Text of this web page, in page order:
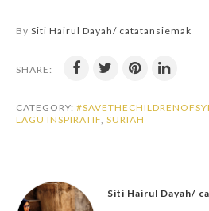
By Siti Hairul Dayah/ catatansiemak
SHARE:
CATEGORY:
LAGU INSPIRATIF, SURIAH
Siti Hairul Dayah/